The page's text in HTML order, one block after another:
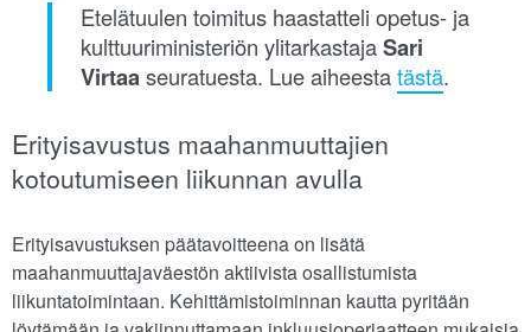
Etelätuulen toimitus haastatteli opetus- ja
kulttuuriministeriön ylitarkastajaSari
Virtaaseuratuesta. Lue aiheestatästä.
Erityisavustus maahanmuuttajien
kotoutumiseen liikunnan avulla
Erityisavustuksen päätavoitteena on lisätä
maahanmuuttajaväestön aktiivista osallistumista
liikuntatoimintaan. Kehittämistoiminnan kautta pyritään